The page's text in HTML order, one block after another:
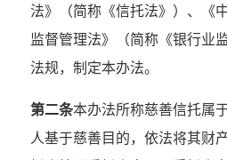
法》（简称《信托法》）、《
监督管理法》（简称《银行业
法规，制定本办法。
第二条本办法所称慈善信托属
人基于慈善目的，依法将其财